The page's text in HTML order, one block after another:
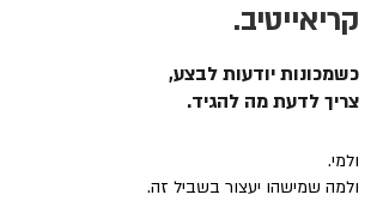
קריאייטיב.
כשמכונות יודעות לבצע,
צריך לדעת מה להגיד.
ולמי.
ולמה שמישהו יעצור בשביל זה.